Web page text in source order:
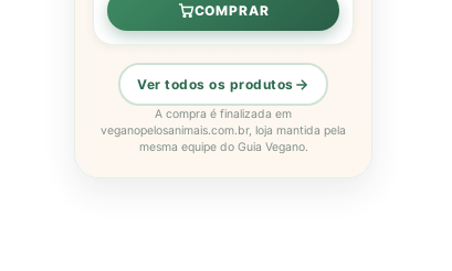
COMPRAR
Ver todos os produtos
A compra é finalizada em
veganopelosanimais.com.br, loja mantida pela
mesma equipe do Guia Vegano.